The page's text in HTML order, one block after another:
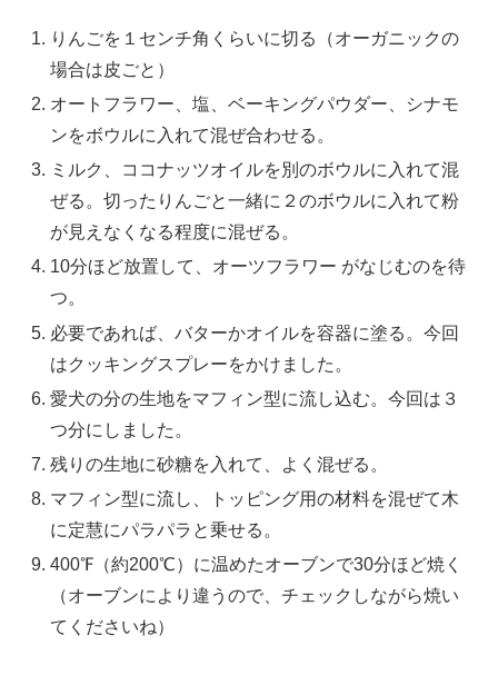
りんごを１センチ角くらいに切る（オーガニックの
場合は皮ごと）
オートフラワー、塩、ベーキングパウダー、シナモ
ンをボウルに入れて混ぜ合わせる。
ミルク、ココナッツオイルを別のボウルに入れて混
ぜる。切ったりんごと一緒に２のボウルに入れて粉
が見えなくなる程度に混ぜる。
10分ほど放置して、オーツフラワー がなじむのを待
つ。
必要であれば、バターかオイルを容器に塗る。今回
はクッキングスプレーをかけました。
愛犬の分の生地をマフィン型に流し込む。今回は３
つ分にしました。
残りの生地に砂糖を入れて、よく混ぜる。
マフィン型に流し、トッピング用の材料を混ぜて木
に定慧にパラパラと乗せる。
400℉（約200℃）に温めたオーブンで30分ほど焼く
（オーブンにより違うので、チェックしながら焼い
てくださいね）